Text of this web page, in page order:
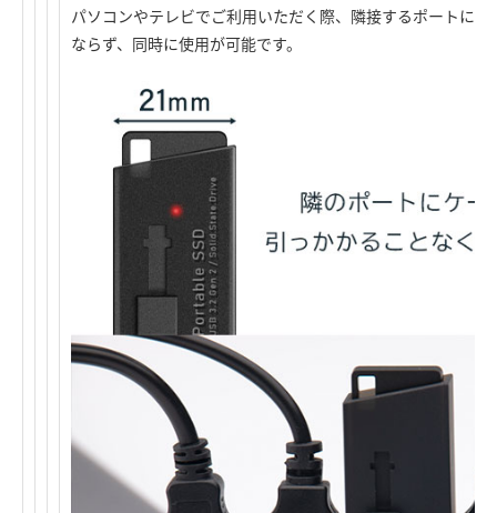
パソコンやテレビでご利用いただく際、隣接するポートに
ならず、同時に使用が可能です。